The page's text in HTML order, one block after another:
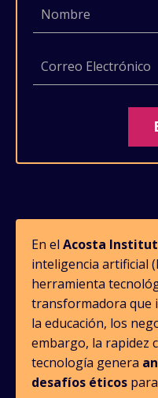
En el Acosta
inteligencia artificial
herramienta
transformadora que
la educación, los
embargo, la rapidez
tecnología genera
desafíos éticos